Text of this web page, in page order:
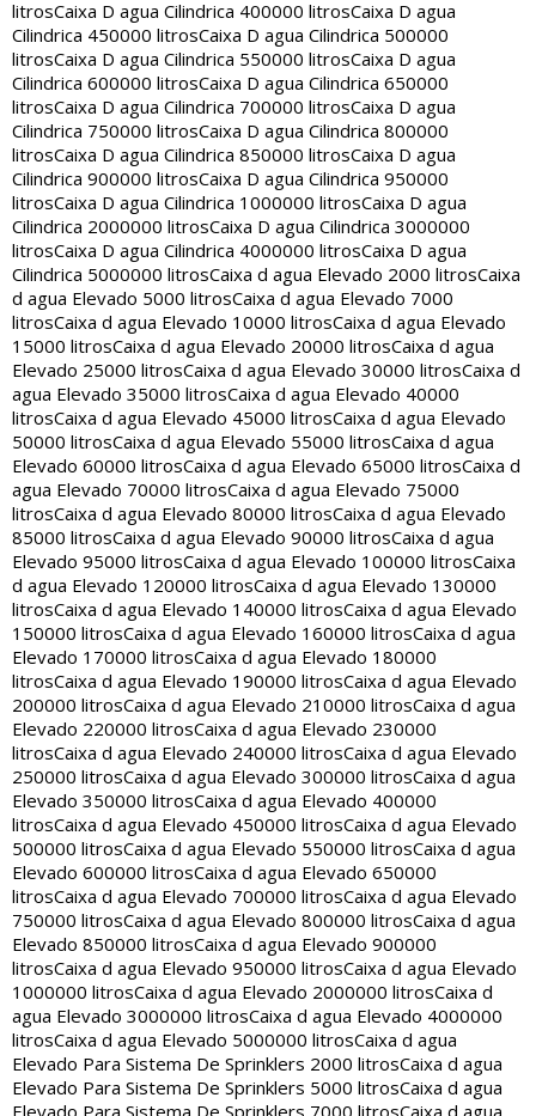
litrosCaixa D agua Cilindrica 400000 litrosCaixa D agua
Cilindrica 450000 litrosCaixa D agua Cilindrica 500000
litrosCaixa D agua Cilindrica 550000 litrosCaixa D agua
Cilindrica 600000 litrosCaixa D agua Cilindrica 650000
litrosCaixa D agua Cilindrica 700000 litrosCaixa D agua
Cilindrica 750000 litrosCaixa D agua Cilindrica 800000
litrosCaixa D agua Cilindrica 850000 litrosCaixa D agua
Cilindrica 900000 litrosCaixa D agua Cilindrica 950000
litrosCaixa D agua Cilindrica 1000000 litrosCaixa D agua
Cilindrica 2000000 litrosCaixa D agua Cilindrica 3000000
litrosCaixa D agua Cilindrica 4000000 litrosCaixa D agua
Cilindrica 5000000 litrosCaixa d agua Elevado 2000 litrosCaixa
d agua Elevado 5000 litrosCaixa d agua Elevado 7000
litrosCaixa d agua Elevado 10000 litrosCaixa d agua Elevado
15000 litrosCaixa d agua Elevado 20000 litrosCaixa d agua
Elevado 25000 litrosCaixa d agua Elevado 30000 litrosCaixa d
agua Elevado 35000 litrosCaixa d agua Elevado 40000
litrosCaixa d agua Elevado 45000 litrosCaixa d agua Elevado
50000 litrosCaixa d agua Elevado 55000 litrosCaixa d agua
Elevado 60000 litrosCaixa d agua Elevado 65000 litrosCaixa d
agua Elevado 70000 litrosCaixa d agua Elevado 75000
litrosCaixa d agua Elevado 80000 litrosCaixa d agua Elevado
85000 litrosCaixa d agua Elevado 90000 litrosCaixa d agua
Elevado 95000 litrosCaixa d agua Elevado 100000 litrosCaixa
d agua Elevado 120000 litrosCaixa d agua Elevado 130000
litrosCaixa d agua Elevado 140000 litrosCaixa d agua Elevado
150000 litrosCaixa d agua Elevado 160000 litrosCaixa d agua
Elevado 170000 litrosCaixa d agua Elevado 180000
litrosCaixa d agua Elevado 190000 litrosCaixa d agua Elevado
200000 litrosCaixa d agua Elevado 210000 litrosCaixa d agua
Elevado 220000 litrosCaixa d agua Elevado 230000
litrosCaixa d agua Elevado 240000 litrosCaixa d agua Elevado
250000 litrosCaixa d agua Elevado 300000 litrosCaixa d agua
Elevado 350000 litrosCaixa d agua Elevado 400000
litrosCaixa d agua Elevado 450000 litrosCaixa d agua Elevado
500000 litrosCaixa d agua Elevado 550000 litrosCaixa d agua
Elevado 600000 litrosCaixa d agua Elevado 650000
litrosCaixa d agua Elevado 700000 litrosCaixa d agua Elevado
750000 litrosCaixa d agua Elevado 800000 litrosCaixa d agua
Elevado 850000 litrosCaixa d agua Elevado 900000
litrosCaixa d agua Elevado 950000 litrosCaixa d agua Elevado
1000000 litrosCaixa d agua Elevado 2000000 litrosCaixa d
agua Elevado 3000000 litrosCaixa d agua Elevado 4000000
litrosCaixa d agua Elevado 5000000 litrosCaixa d agua
Elevado Para Sistema De Sprinklers 2000 litrosCaixa d agua
Elevado Para Sistema De Sprinklers 5000 litrosCaixa d agua